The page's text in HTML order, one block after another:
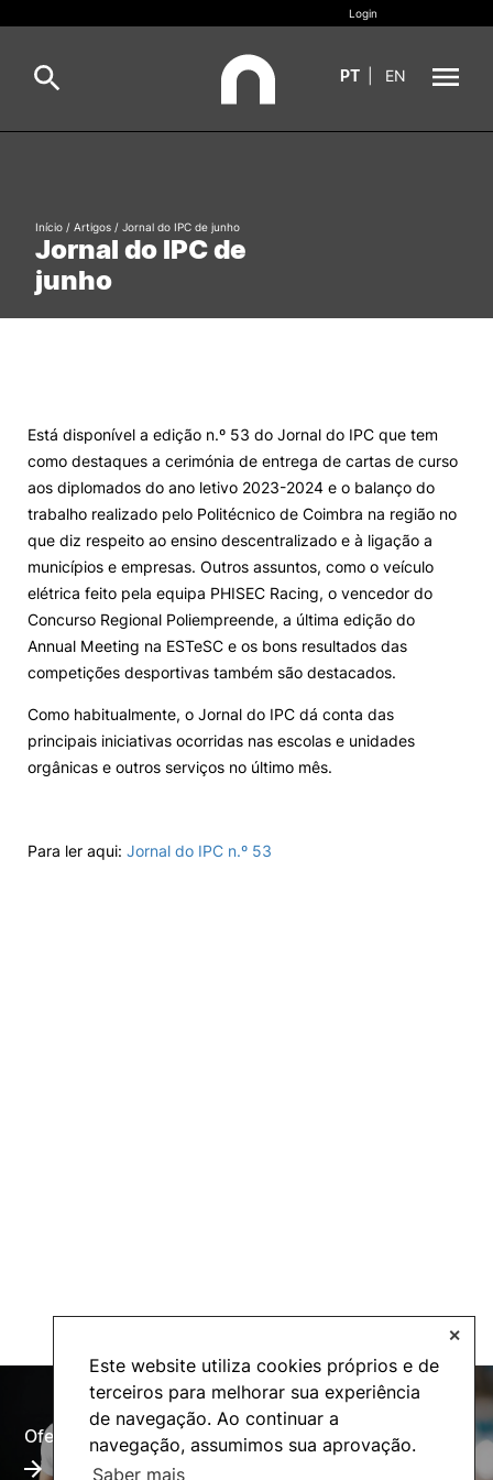
Este website utiliza cookies próprios e de
terceiros para melhorar sua experiência
de navegação. Ao continuar a
navegação, assumimos sua aprovação.
Saber mais
✕
Estudar
Internacional
Ação Social
Alumni
Projetos PRR
Magazine
Eventos
Login
PT EN
Oferta Formativa
Jornal do IPC de
junho
Início / Artigos / Jornal do IPC de junho
Está disponível a edição n.º 53 do Jornal do IPC que tem
como destaques a cerimónia de entrega de cartas de curso
aos diplomados do ano letivo 2023-2024 e o balanço do
trabalho realizado pelo Politécnico de Coimbra na região no
que diz respeito ao ensino descentralizado e à ligação a
municípios e empresas. Outros assuntos, como o veículo
elétrica feito pela equipa PHISEC Racing, o vencedor do
Concurso Regional Poliempreende, a última edição do
Annual Meeting na ESTeSC e os bons resultados das
competições desportivas também são destacados.
Como habitualmente, o Jornal do IPC dá conta das
principais iniciativas ocorridas nas escolas e unidades
orgânicas e outros serviços no último mês.
Para ler aqui: Jornal do IPC n.º 53
Oferta Formativa Alumni